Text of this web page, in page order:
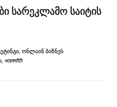
სარეკლამო საიტის
, ᲝᲜᲚᲐᲘᲜ ᲑᲘᲖᲜᲔᲡ
, ওয়েবসাইট